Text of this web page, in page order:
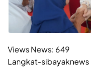
Views News: 649
Langkat-sibayaknews